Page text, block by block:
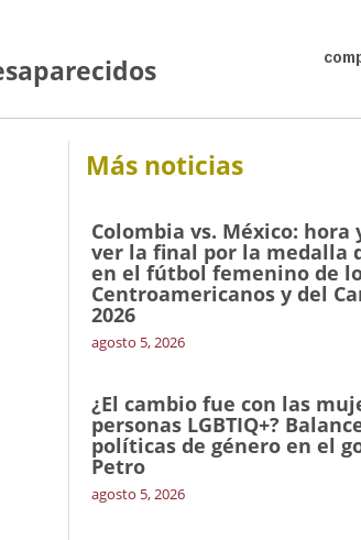
Más noticias
Colombia vs. México: hora
ver la final por la medalla
en el fútbol femenino de
Centroamericanos y del
2026
agosto 5, 2026
¿El cambio fue con las
personas LGBTIQ+?
políticas de género en el
Petro
agosto 5, 2026